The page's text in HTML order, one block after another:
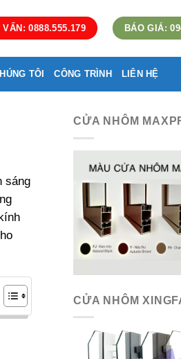
VẤN: 0888.555.179 BÁO GIÁ:
TÔI CÔNG TRÌNH LIÊN HỆ
sáng
CỬA NHÔM
CỬA NHÔM